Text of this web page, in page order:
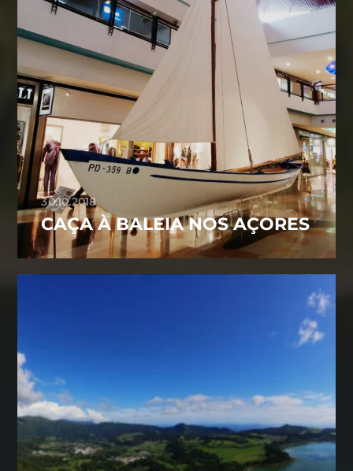
30.10.2018
CAÇA À BALEIA NOS AÇORES